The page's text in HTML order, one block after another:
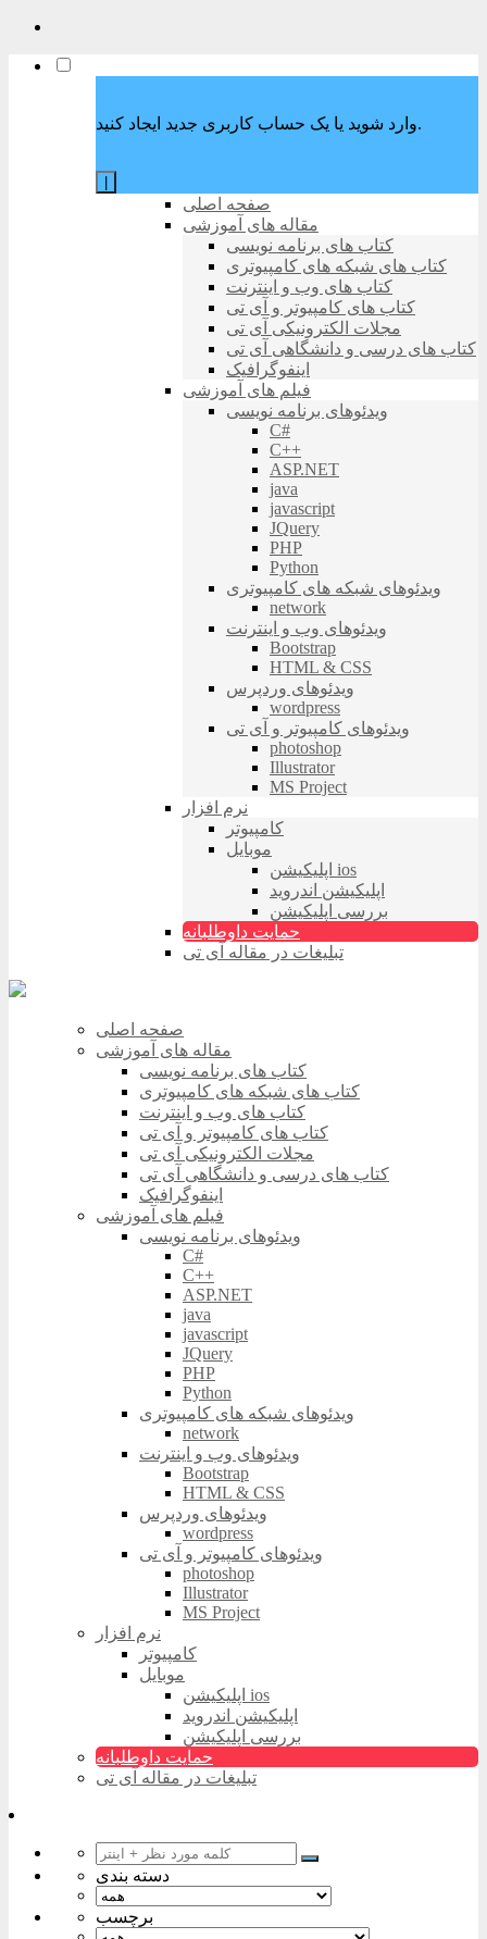
وارد شوید یا یک حساب کاربری جدید ایجاد کنید.
صفحه اصلی
مقاله های آموزشی
کتاب های برنامه نویسی
کتاب های شبکه های کامپیوتری
کتاب های وب و اینترنت
کتاب های کامپیوتر و آی تی
مجلات الکترونیکی آی تی
کتاب های درسی و دانشگاهی آی تی
اینفوگرافیک
فیلم های آموزشی
ویدئوهای برنامه نویسی
C#
C++
ASP.NET
java
javascript
JQuery
PHP
Python
ویدئوهای شبکه های کامپیوتری
network
ویدئوهای وب و اینترنت
Bootstrap
HTML & CSS
ویدئوهای وردپرس
wordpress
ویدئوهای کامپیوتر و آی تی
photoshop
Illustrator
MS Project
نرم افزار
کامپیوتر
موبایل
اپلیکیشن ios
اپلیکیشن اندروید
بررسی اپلیکیشن
حمایت داوطلبانه
تبلیغات در مقاله آی تی
صفحه اصلی
مقاله های آموزشی
کتاب های برنامه نویسی
کتاب های شبکه های کامپیوتری
کتاب های وب و اینترنت
کتاب های کامپیوتر و آی تی
مجلات الکترونیکی آی تی
کتاب های درسی و دانشگاهی آی تی
اینفوگرافیک
فیلم های آموزشی
ویدئوهای برنامه نویسی
C#
C++
ASP.NET
java
javascript
JQuery
PHP
Python
ویدئوهای شبکه های کامپیوتری
network
ویدئوهای وب و اینترنت
Bootstrap
HTML & CSS
ویدئوهای وردپرس
wordpress
ویدئوهای کامپیوتر و آی تی
photoshop
Illustrator
MS Project
نرم افزار
کامپیوتر
موبایل
اپلیکیشن ios
اپلیکیشن اندروید
بررسی اپلیکیشن
حمایت داوطلبانه
تبلیغات در مقاله آی تی
دسته بندی
برچسب